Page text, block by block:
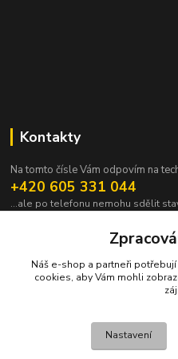
Kontakty
Na tomto čísle Vám odpovím na
+420 605 331 044
...ale po telefonu nemohu sdělit
pavek@janpavek.com
VŠECHNY VÝROBKY V TOMTO
Náš e-shop a partneři potřebují
cookies, aby Vám mohli
Nastavení